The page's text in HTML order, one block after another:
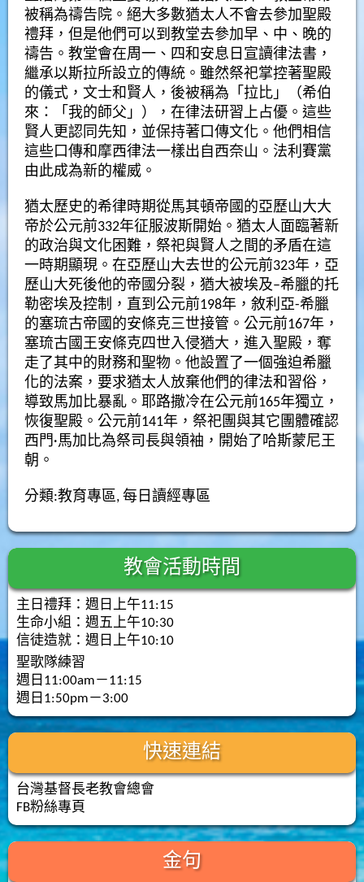
被稱為禱告院。絕大多數猶太人不會去參加聖殿
禮拜，但是他們可以到教堂去參加早、中、晚的
禱告。教堂會在周一、四和安息日宣讀律法書 ，
繼承以斯拉所設立的傳統。雖然祭祀掌控著聖殿
的儀式，文士和賢人，後被稱為「 拉比」（希伯
來：「我的師父」），在律法研習上占優。這些
賢人更認同先知，並保持著口傳文化。他們相信
這些口傳和摩西律法一樣出自西奈山。法利賽黨
由此成為新的權威。
猶太歷史的希律時期從馬其頓帝國 的亞歷山大大
帝於公元前332年征服波斯開始。猶太人面臨著新
的政治與文化困難，祭祀與賢人之間的矛盾在這
一時期顯現。在亞歷山大去世的公元前323年，亞
歷山大死後他的帝國分裂，猶大被埃及–希臘的托
勒密埃及控制，直到公元前198年，敘利亞-希臘
的塞琉古帝國 的安條克三世接管。公元前167年，
塞琉古國王安條克四世入侵猶大，進入聖殿，奪
走了其中的財務和聖物。他設置了一個強迫希臘
化的法案，要求猶太人放棄他們的律法和習俗，
導致馬加比暴亂。 耶路撒冷在公元前165年獨立，
恢復聖殿 。公元前141年，祭祀團與其它團體確認
西門·馬加比為祭司長與領袖，開始了 哈斯蒙尼王
朝 。
分類:教育專區, 每日讀經專區
教會活動時間
主日禮拜：週日上午11:15
生命小組：週五上午10:30
信徒造就：週日上午10:10
聖歌隊練習
週日11:00am－11:15
週日1:50pm－3:00
快速連結
台灣基督長老教會總會
FB粉絲專頁
金句